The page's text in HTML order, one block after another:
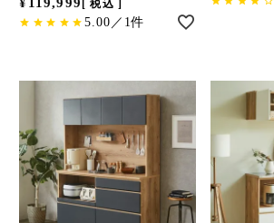
税込
5.00／1件